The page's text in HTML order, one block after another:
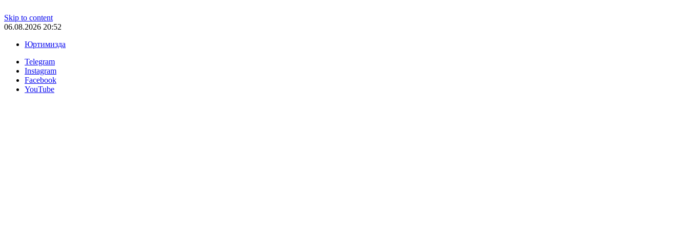
Skip to content
06.08.2026 20:52
Юртимизда
Telegram
Instagram
Facebook
YouTube